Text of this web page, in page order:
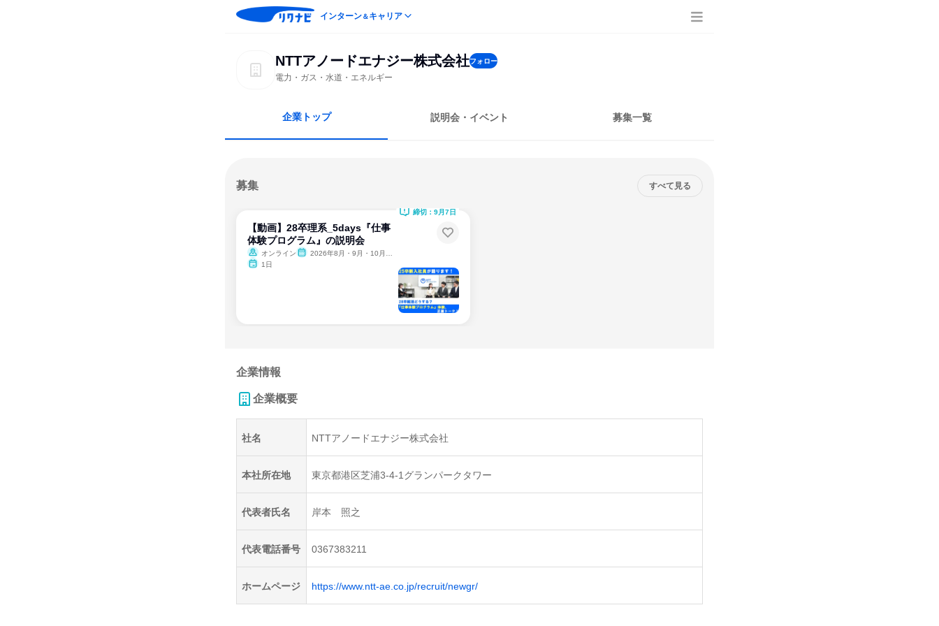
インターン＆キャリア
NTTアノードエナジー株式会社フォロー
電力・ガス・水道・エネルギー
企業トップ 説明会・イベント 募集一覧
募集 すべて見る
【動画】28卒理系_5days『仕事
体験プログラム』の説明会
オンライン
2026年8月・9月・10月・11月・12月
1日
締切：9月7日
企業情報
企業概要
社名 NTTアノードエナジー株式会社
本社所在地 東京都港区芝浦3-4-1グランパークタワー
代表者氏名 岸本 照之
代表電話番号 0367383211
ホームページ https://www.ntt-ae.co.jp/recruit/newgr/